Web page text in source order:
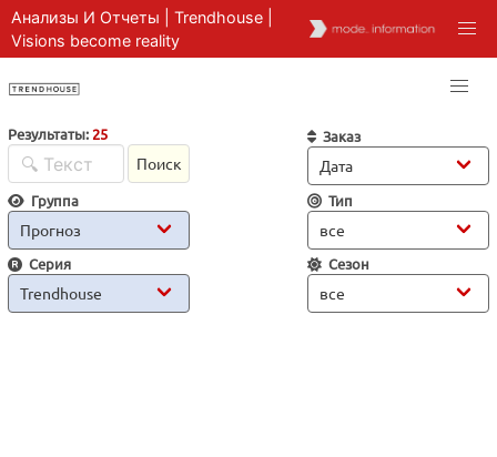
Анализы И Отчеты | Trendhouse |
Visions become reality
Результаты:25
Поиск
Заказ
Группа Тип
Серия Сезон